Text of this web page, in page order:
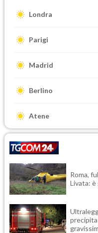
Londra
Parigi
Madrid
Berlino
Atene
Roma,
Livata: è